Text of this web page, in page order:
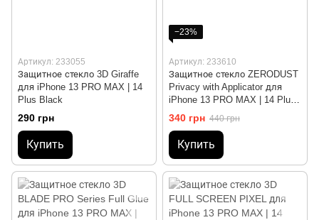
Артикул: 233055
Защитное стекло 3D Giraffe
для iPhone 13 PRO MAX | 14
Plus Black
290 грн
Купить
−23%
Артикул: 233610
Защитное стекло ZERODUST
Privacy with Applicator для
iPhone 13 PRO MAX | 14 Plus
Black
340 грн 440 грн
Купить